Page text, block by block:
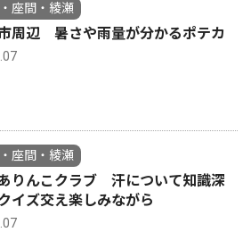
座間・綾瀬
周辺 暑さや雨量が分かるポテカ
座間・綾瀬
りんこクラブ 汗について知識深
イズ交え楽しみながら